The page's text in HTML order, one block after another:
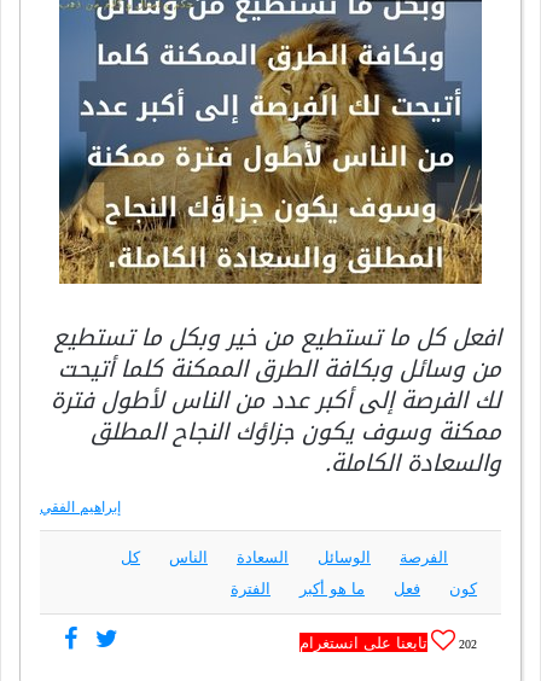
افعل كل ما تستطيع من خير وبكل ما تستطيع
من وسائل وبكافة الطرق الممكنة كلما أتيحت
لك الفرصة إلى أكبر عدد من الناس لأطول فترة
ممكنة وسوف يكون جزاؤك النجاح المطلق
والسعادة الكاملة.
إبراهيم الفقي
الفرصة الوسائل السعادة الناس
كل
كون
فعل ما هو أكبر الفترة
202 تابعنا على انستغرام